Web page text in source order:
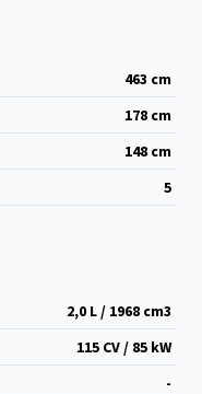
463 cm
178 cm
148 cm
5
2,0 L / 1968 cm3
115 CV / 85 kW
-